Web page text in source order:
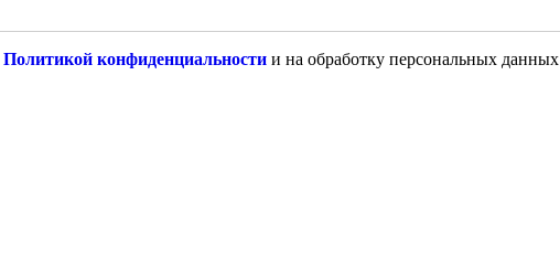
Политикой конфиденциальности и на обработку персональных данных